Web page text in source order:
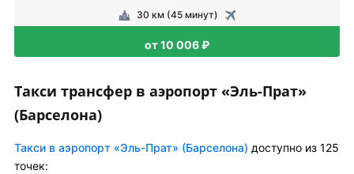
30 км (45 минут)
от 10 006 ₽
Такси трансфер в аэропорт «Эль-Прат»
(Барселона)
Такси в аэропорт «Эль-Прат» (Барселона) доступно из 125
точек: